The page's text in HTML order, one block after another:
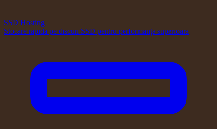
SSD Hosting
Stocare rapidă pe discuri SSD pentru performanță superioară